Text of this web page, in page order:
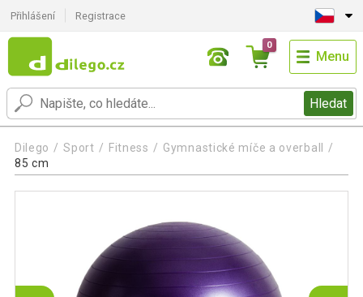
Přihlášení Registrace
Hledat
0
Menu
Dilego Sport Fitness
Gymnastické míče a overball
85 cm